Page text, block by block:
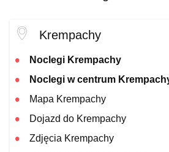
Krempachy
Noclegi Krempachy
Noclegi w centrum
Mapa Krempachy
Dojazd do Krempachy
Zdjęcia Krempachy